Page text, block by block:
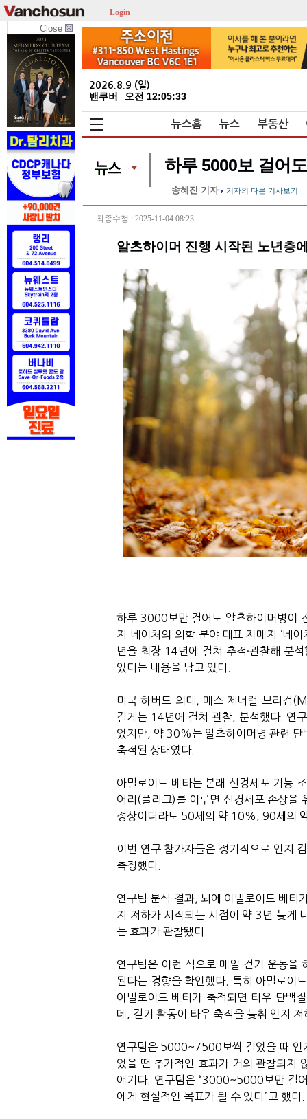
Login
Close
2026.8.9 (일)
밴쿠버 오전 12:05:33
뉴스홈 뉴스 부동산
하루 5000보 걸어
송혜진 기자 기자의 다른 기사보기
최종수정 : 2025-11-04 08:23
알츠하이머 진행 시작된 노년층
하루 3000보만 걸어도 알츠하이머병이
지 네이처의 의학 분야 대표 자매지 ‘네
년을 최장 14년에 걸쳐 추적·관찰해 분
있다는 내용을 담고 있다.
미국 하버드 의대, 매스 제너럴 브리검
길게는 14년에 걸쳐 관찰, 분석했다. 연
었지만, 약 30%는 알츠하이머병 관련 단
축적된 상태였다.
아밀로이드 베타는 본래 신경세포 기능
어리(플라크)를 이루면 신경세포 손상을
정상이더라도 50세의 약 10%, 90세의
이번 연구 참가자들은 정기적으로 인지
측정했다.
연구팀 분석 결과, 뇌에 아밀로이드 베
지 저하가 시작되는 시점이 약 3년 늦게
는 효과가 관찰됐다.
연구팀은 이런 식으로 매일 걷기 운동을
된다는 경향을 확인했다. 특히 아밀로이
아밀로이드 베타가 축적되면 타우 단백
데, 걷기 활동이 타우 축적을 늦춰 인지
연구팀은 5000~7500보씩 걸었을 때 인
었을 땐 추가적인 효과가 거의 관찰되지
얘기다. 연구팀은 “3000~5000보만 걸
에게 현실적인 목표가 될 수 있다”고 했다.